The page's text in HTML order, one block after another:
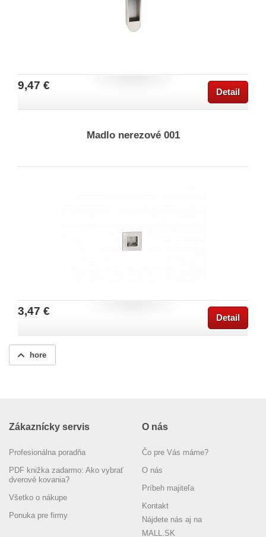
9,47 €
Detail
Madlo nerezové 001
3,47 €
Detail
hore
Zákaznícky servis
Profesionálna poradňa
PDF knižka zadarmo: Ako vybrať
dverové kovania?
Všetko o nákupe
Ponuka pre firmy
O nás
Čo pre Vás máme?
O nás
Príbeh majiteľa
Kontakt
Nájdete nás aj na
MALL.SK